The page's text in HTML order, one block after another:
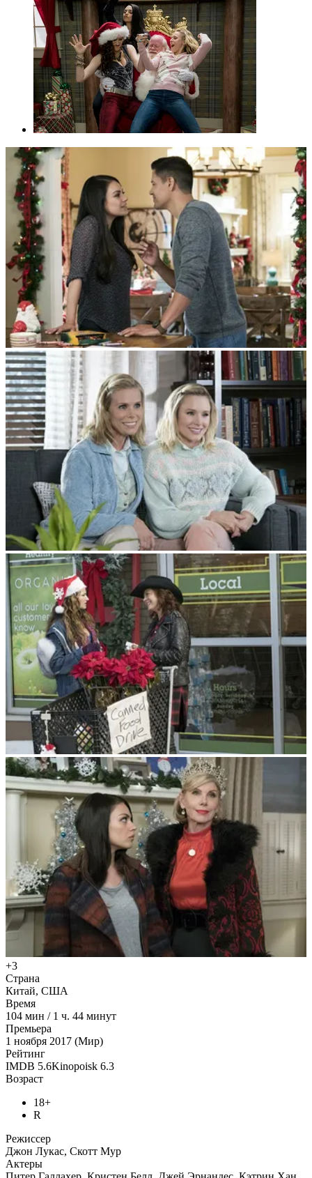
+3
Страна
Китай, США
Время
104 мин / 1 ч. 44 минут
Премьера
1 ноября 2017 (Мир)
Рейтинг
IMDB 5.6Kinopoisk 6.3
Возраст
18+
R
Режиссер
Джон Лукас, Скотт Мур
Актеры